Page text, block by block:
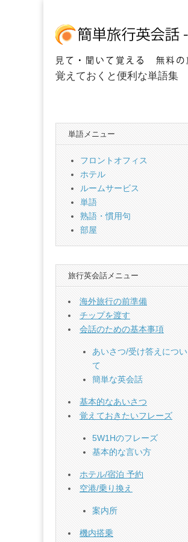
覚えておくと便利な単語集
単語メニュー
フロントオフィス
ホテル
ルームサービス
単語
熟語・慣用句
部屋
旅行英会話メニュー
海外旅行の前準備
チップを渡す
会話のための基本事項
あいさつ/受け答えについ
て
簡単な英会話
基本的なあいさつ
覚えておきたいフレーズ
5W1Hのフレーズ
基本的な言い方
ホテル/宿泊 予約
空港/乗り換え
案内所
機内搭乗